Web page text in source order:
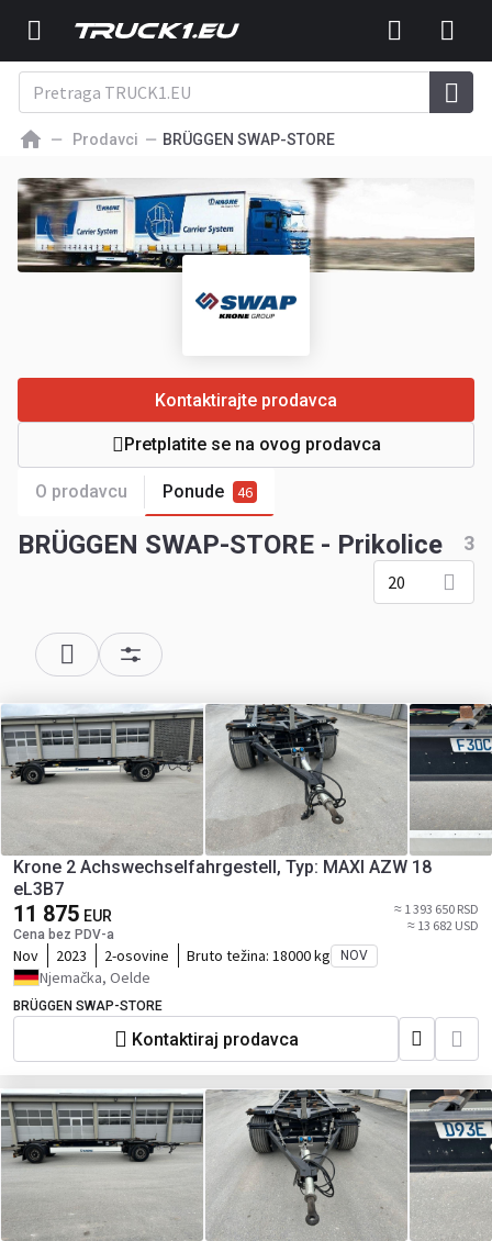
Prodavci BRÜGGEN SWAP-STORE
O prodavcu Ponude 46
Kontaktirajte prodavca
Pretplatite se na ovog prodavca
BRÜGGEN SWAP-STORE - Prikolice 3
20
Krone 2 Achswechselfahrgestell, Typ: MAXI AZW 18
eL3B7
11 875 EUR
Cena bez PDV-a
≈ 1 393 650 RSD
≈ 13 682 USD
Nov 2023 2-osovine Bruto težina: 18000 kg NOV
Njemačka, Oelde
BRÜGGEN SWAP-STORE
Kontaktiraj prodavca